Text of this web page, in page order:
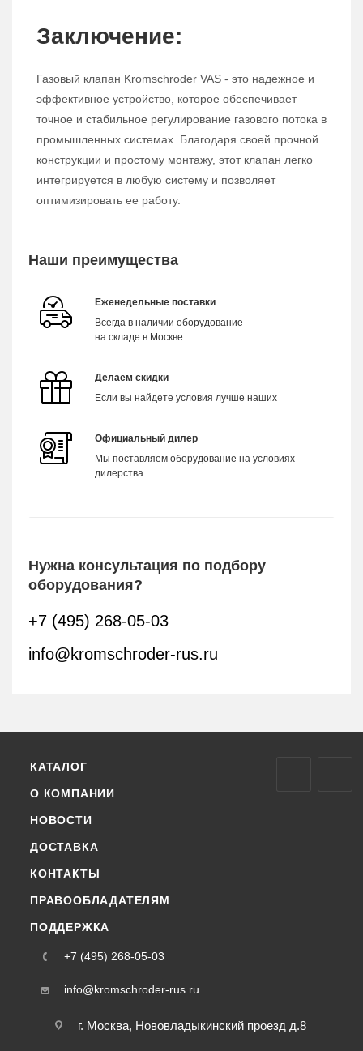
Заключение:
Газовый клапан Kromschroder VAS - это надежное и
эффективное устройство, которое обеспечивает
точное и стабильное регулирование газового потока в
промышленных системах. Благодаря своей прочной
конструкции и простому монтажу, этот клапан легко
интегрируется в любую систему и позволяет
оптимизировать ее работу.
Наши преимущества
Еженедельные поставки
Всегда в наличии оборудование
на складе в Москве
Делаем скидки
Если вы найдете условия лучше наших
Официальный дилер
Мы поставляем оборудование на условиях
дилерства
Нужна консультация по подбору
оборудования?
+7 (495) 268-05-03
info@kromschroder-rus.ru
КАТАЛОГ
О КОМПАНИИ
НОВОСТИ
ДОСТАВКА
КОНТАКТЫ
ПРАВООБЛАДАТЕЛЯМ
ПОДДЕРЖКА
+7 (495) 268-05-03
info@kromschroder-rus.ru
г. Москва, Нововладыкинский проезд д.8